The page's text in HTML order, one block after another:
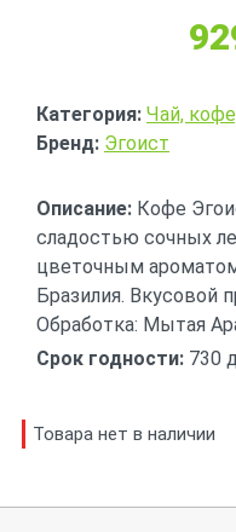
Категория: Чай,
Бренд: Эгоист
Описание: Кофе
сладостью сочных
цветочным
Бразилия. Вкусовой
Обработка: Мытая
Срок годности: 730
Товара нет в наличии